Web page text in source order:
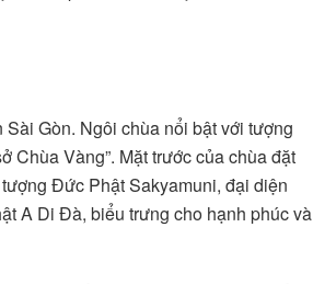
Gòn. Ngôi chùa nổi bật với tượng
Chùa Vàng”. Mặt trước của chùa đặt
Đức Phật Sakyamuni, đại diện
A Di Đà, biểu trưng cho hạnh phúc và